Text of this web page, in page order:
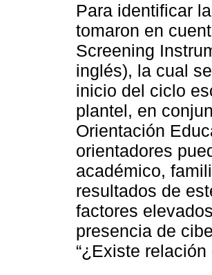
Para identificar
tomaron en
Screening
inglés), la cual
inicio del ciclo
plantel, en
Orientación
orientadores
académico,
resultados de
factores
presencia de
“¿Existe